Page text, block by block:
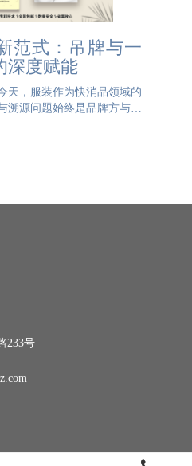
范式：吊牌与一
深度赋能
天，服装作为快消品领域的
溯源问题始终是品牌方与消
较于食品、化妆品等依赖复
的仿造门槛相对较低——相
号